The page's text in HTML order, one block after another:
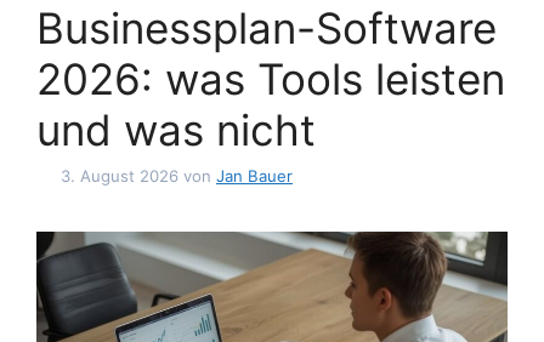
Businessplan-Software
2026: was Tools leisten
und was nicht
3. August 2026 von Jan Bauer